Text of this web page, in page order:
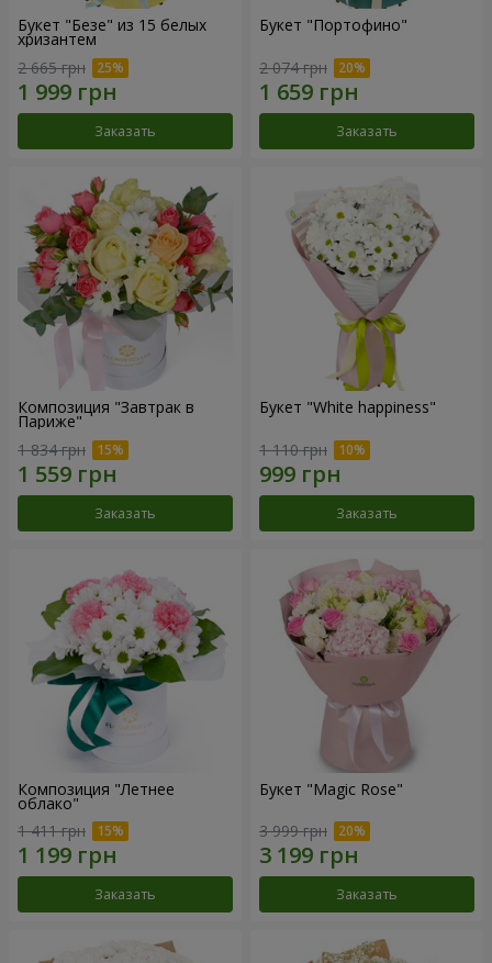
Букет "Безе" из 15 белых
хризантем
2 665 грн
Заказать
Букет "Портофино"
2 074 грн
Заказать
Композиция "Завтрак в
Париже"
1 834 грн
Заказать
Букет "White happiness"
1 110 грн
Заказать
Композиция "Летнее
облако"
1 411 грн
Заказать
Букет "Magic Rose"
3 999 грн
Заказать